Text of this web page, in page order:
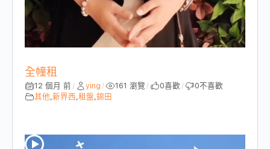
全幢租
12 個月 前 / ying / 161 瀏覽 / 0喜歡 / 0不喜歡
其他 新界西 租盤 錦田